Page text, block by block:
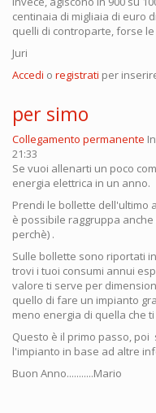
centinaia di migliaia di euro
quelli di controparte, forse
Juri
Accedi o registrati per
per simo
Collegamento permanente
21:33
Se vuoi allenarti un poco
energia elettrica in un anno.
Prendi le bollette dell'ultimo
è possibile raggruppa
perchè) .
Sulle bollette sono riportati
trovi i tuoi consumi annui
valore ti serve per
quello di fare un impianto
meno energia di quella che
Questo è il primo passo,
l'impianto in base ad altre
Buon Anno...........Mario